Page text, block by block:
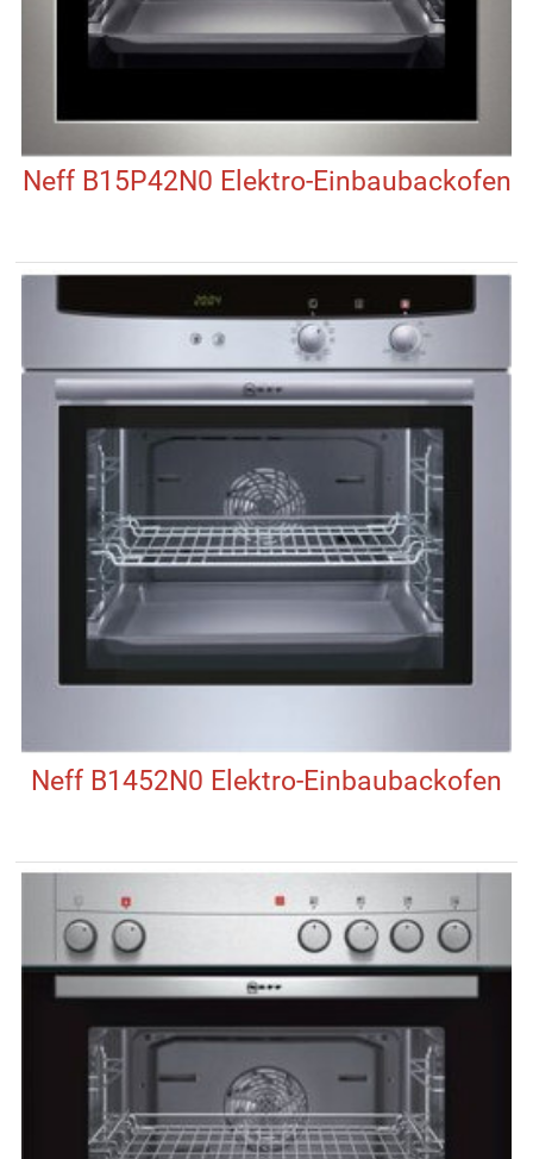
Neff B15P42N0 Elektro-Einbaubackofen
Neff B1452N0 Elektro-Einbaubackofen